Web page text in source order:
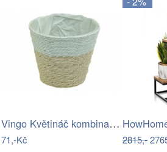
Vingo Květináč kombinace přírodní a…
71,-Kč 2815,-